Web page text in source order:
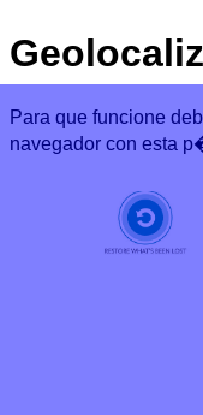
Para que funcione
navegador con esta